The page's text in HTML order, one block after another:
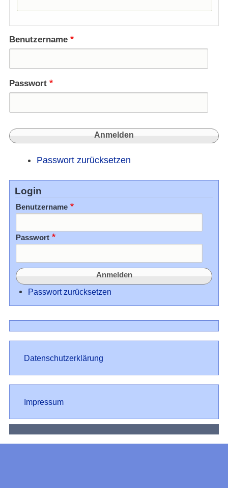
Benutzername
Passwort
Passwort zurücksetzen
Login
Benutzername
Passwort
Passwort zurücksetzen
Datenschutz
Datenschutzerklärung
Impressum
Impressum